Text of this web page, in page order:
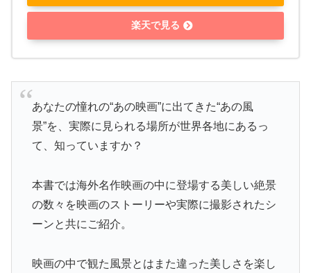
楽天で見る
あなたの憧れの“あの映画”に出てきた“あの風
景”を、実際に見られる場所が世界各地にあるっ
て、知っていますか？
本書では海外名作映画の中に登場する美しい絶景
の数々を映画のストーリーや実際に撮影されたシ
ーンと共にご紹介。
映画の中で観た風景とはまた違った美しさを楽し